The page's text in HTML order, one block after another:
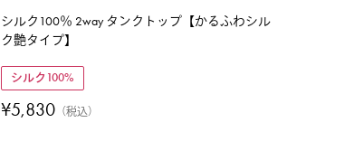
シルク100％ 2way タンクトップ【かるふわシル
ク艶タイプ】
シルク100%
¥5,830 税込